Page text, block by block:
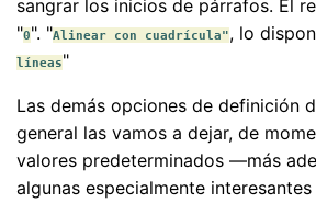
sangrar los inicios de párrafos. El
"0". "Alinear con cuadrícula", lo
líneas"
Las demás opciones de definición
general las vamos a dejar, de
valores predeterminados —más
algunas especialmente